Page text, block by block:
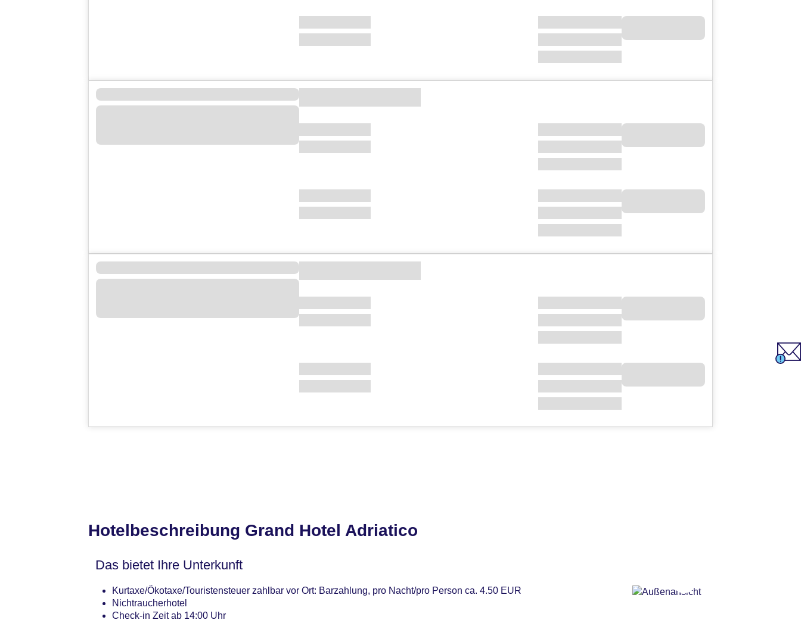
Hotelbeschreibung Grand Hotel Adriatico
Das bietet Ihre Unterkunft
Kurtaxe/Ökotaxe/Touristensteuer zahlbar vor Ort: Barzahlung, pro Nacht/pro Person ca. 4.50 EUR
Nichtraucherhotel
Check-in Zeit ab 14:00 Uhr